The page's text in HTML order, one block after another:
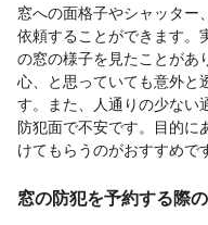
窓への面格子やシャッター
依頼することができます。
の窓の様子を見たことがあ
心、と思っていても意外と
す。また、人通りの少ない
防犯面で不安です。目的に
けてもらうのがおすすめで
窓の防犯を予約する際